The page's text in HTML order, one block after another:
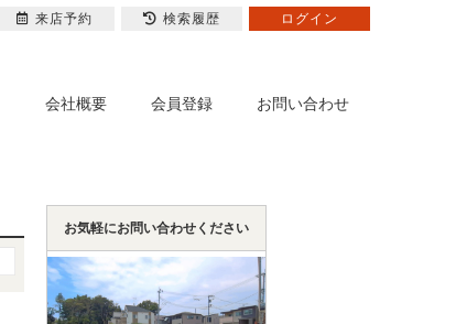
会社概要 会員登録 お問い合わせ
お気軽にお問い合わせください
来店予約 検索履歴 ログイン